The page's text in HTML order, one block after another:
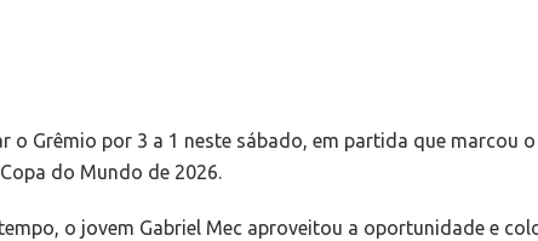
Grêmio por 3 a 1 neste sábado, em partida que marcou
do Mundo de 2026.
o jovem Gabriel Mec aproveitou a oportunidade e